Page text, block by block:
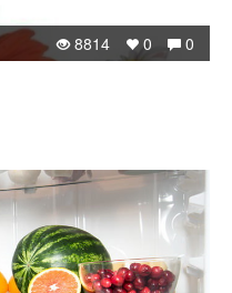
0
0
8814